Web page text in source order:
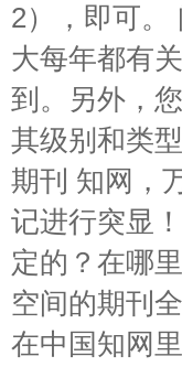
2），即可。
大每年都有
到。另外，
其级别和类
期刊 知网，
记进行突显
定的？在哪
空间的期刊
在中国知网